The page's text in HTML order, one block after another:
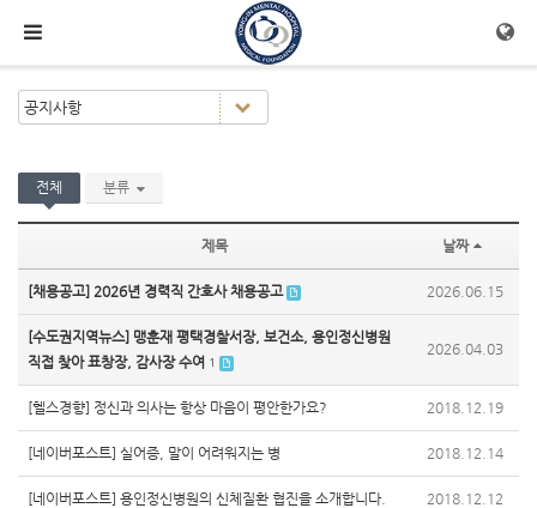
전체 분류
제목 날짜
[채용공고] 2026년 경력직 간호사 채용공고 2026.06.15
[수도권지역뉴스] 맹훈재 평택경찰서장, 보건소, 용인정신병원
직접 찾아 표창장, 감사장 수여 1
2026.04.03
[헬스경향] 정신과 의사는 항상 마음이 평안한가요? 2018.12.19
[네이버포스트] 실어증, 말이 어려워지는 병 2018.12.14
[네이버포스트] 용인정신병원의 신체질환 협진을 소개합니다. 2018.12.12